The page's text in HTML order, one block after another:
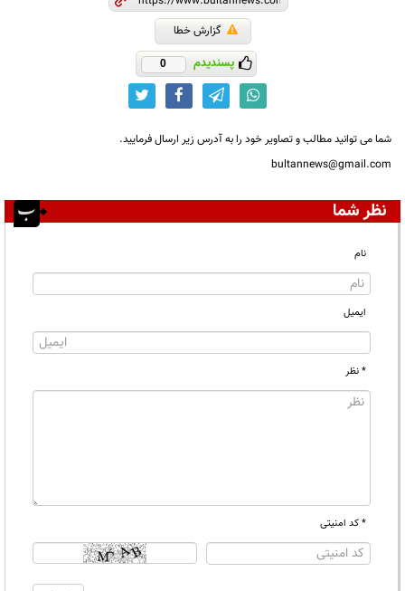
گزارش خطا
پسندیدم 0
شما می توانید مطالب و تصاویر خود را به آدرس زیر ارسال فرمایید.
bultannews@gmail.com
نظر شما
نام
ایمیل
* نظر
* کد امنیتی